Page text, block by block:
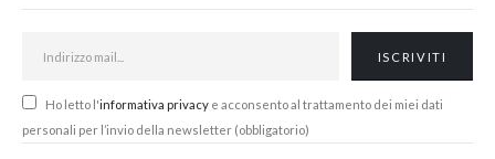
Ho letto l'informativa privacy e acconsento al trattamento dei miei dati
personali per l’invio della newsletter (obbligatorio)